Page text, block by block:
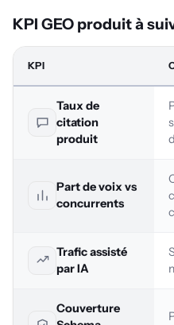
KPI GEO produit à
produit
mois
chaque
indicateur
KPI
Taux de
citation
produit
Part de voix vs
concurrents
Trafic assisté
par IA
Couverture